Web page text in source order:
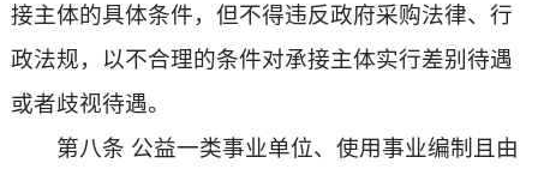
接主体的具体条件，但不得违反政府采购法律、行
政法规，以不合理的条件对承接主体实行差别待遇
或者歧视待遇。
第八条 公益一类事业单位、使用事业编制且由